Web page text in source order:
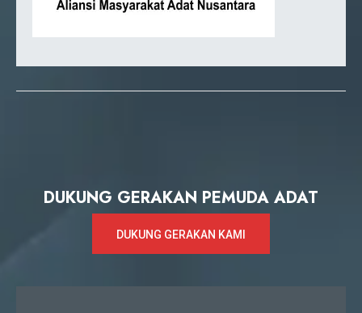
DUKUNG GERAKAN PEMUDA ADAT
DUKUNG GERAKAN KAMI